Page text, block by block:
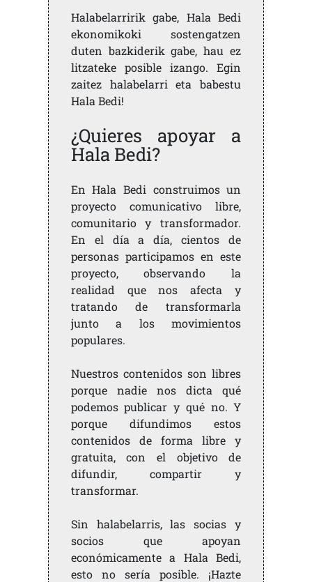
Halabelarririk gabe, Hala Bedi
ekonomikoki sostengatzen
duten bazkiderik gabe, hau ez
litzateke posible izango. Egin
zaitez halabelarri eta babestu
Hala Bedi!
¿Quieres apoyar a
Hala Bedi?
En Hala Bedi construimos un
proyecto comunicativo libre,
comunitario y transformador.
En el día a día, cientos de
personas participamos en este
proyecto, observando la
realidad que nos afecta y
tratando de transformarla
junto a los movimientos
populares.
Nuestros contenidos son libres
porque nadie nos dicta qué
podemos publicar y qué no. Y
porque difundimos estos
contenidos de forma libre y
gratuita, con el objetivo de
difundir, compartir y
transformar.
Sin halabelarris, las socias y
socios que apoyan
económicamente a Hala Bedi,
esto no sería posible. ¡Hazte